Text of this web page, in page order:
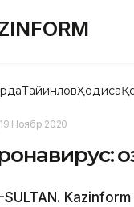
ТайинловҲодиса
Ноябр 2020
SULTAN.